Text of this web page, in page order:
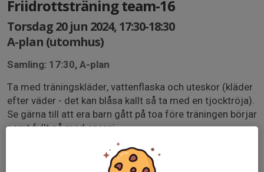
Friidrottsträning team-16
Torsdag 20 jun 2024, 17:30-18:30
A-plan (utomhus)
Samling: 17:30, A-plan
Ta med träningskläder, vattenflaska och uteskor (kläder
efter väder - det kan blåsa kallt så ta med en tjocktröja).
Se gärna till att era barn gått på toa före träningen börjar
samt fyllt på med energi.
Tacksamma om ni anmäler ert barn inför varje träning
så vi vet hur många som kommer!